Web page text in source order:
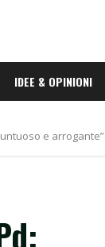
IDEE & OPINIONI
e arrogante”